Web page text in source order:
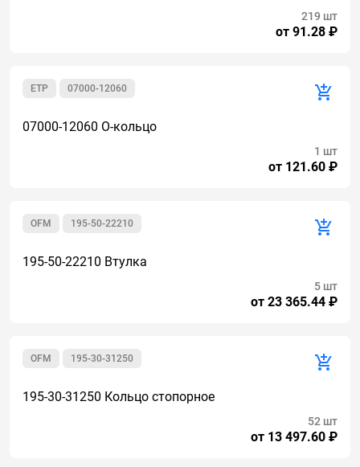
от 91.28 ₽
219 шт
07000-12060
ETP
07000-12060 О-кольцо
от 121.60 ₽
1 шт
195-50-22210
OFM
195-50-22210 Втулка
от 23 365.44 ₽
5 шт
195-30-31250
OFM
195-30-31250 Кольцо стопорное
от 13 497.60 ₽
52 шт